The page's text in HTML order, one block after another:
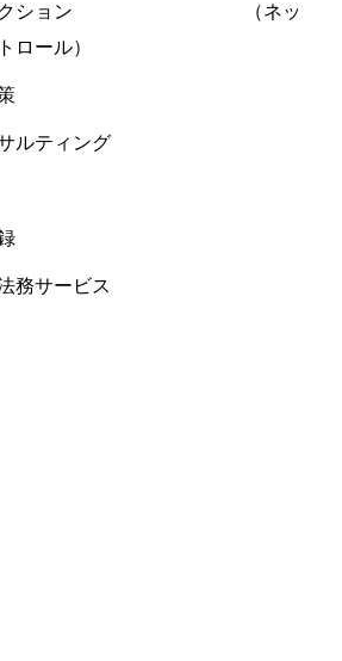
ロテクション （ネッ
ロール）
ルティング
務サービス